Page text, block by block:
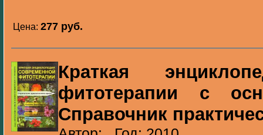
Цена: 277 pуб.
Краткая
фитотерапии с
Справочник